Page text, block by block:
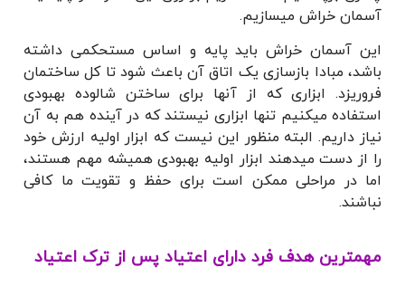
آسمان خراش میسازیم.
این آسمان خراش باید پایه و اساس مستحکمی داشته
باشد، مبادا بازسازی یک اتاق آن باعث شود تا کل ساختمان
فروریزد. ابزاری که از آنها برای ساختن شالوده بهبودی
استفاده میکنیم تنها ابزاری نیستند که در آینده هم به آن
نیاز داریم. البته منظور این نیست که ابزار اولیه ارزش خود
را از دست میدهند ابزار اولیه بهبودی همیشه مهم هستند،
اما در مراحلی ممکن است برای حفظ و تقویت ما کافی
نباشند.
مهمترین هدف فرد دارای اعتیاد پس از ترک اعتیاد